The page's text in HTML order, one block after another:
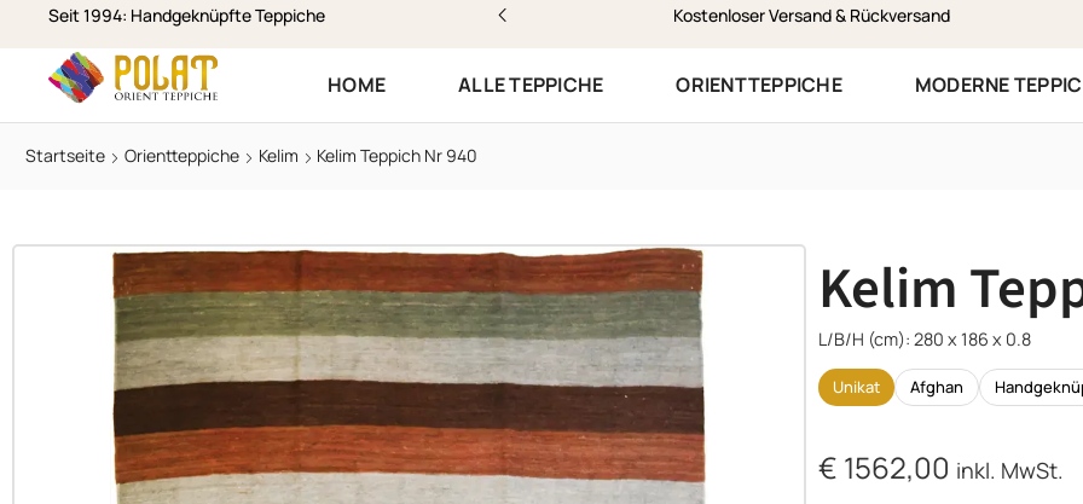
Seit 1994: Handgeknüpfte Teppiche
Versand & Rückversand Zustellung am selben Werktag in Vorarlberg
HOME ALLE TEPPICHE ORIENTTEPPICHE MODERNE
Startseite Orientteppiche Kelim Kelim Teppich Nr 940
Kelim
L/B/H (cm): 280 x 186 x 0.8
Unikat Afghan
€ 1562,00 inkl. MwSt.